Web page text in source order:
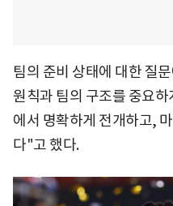
팀의 준비 상태에 대한 질
원칙과 팀의 구조를 중요
에서 명확하게 전개하고,
다"고 했다.